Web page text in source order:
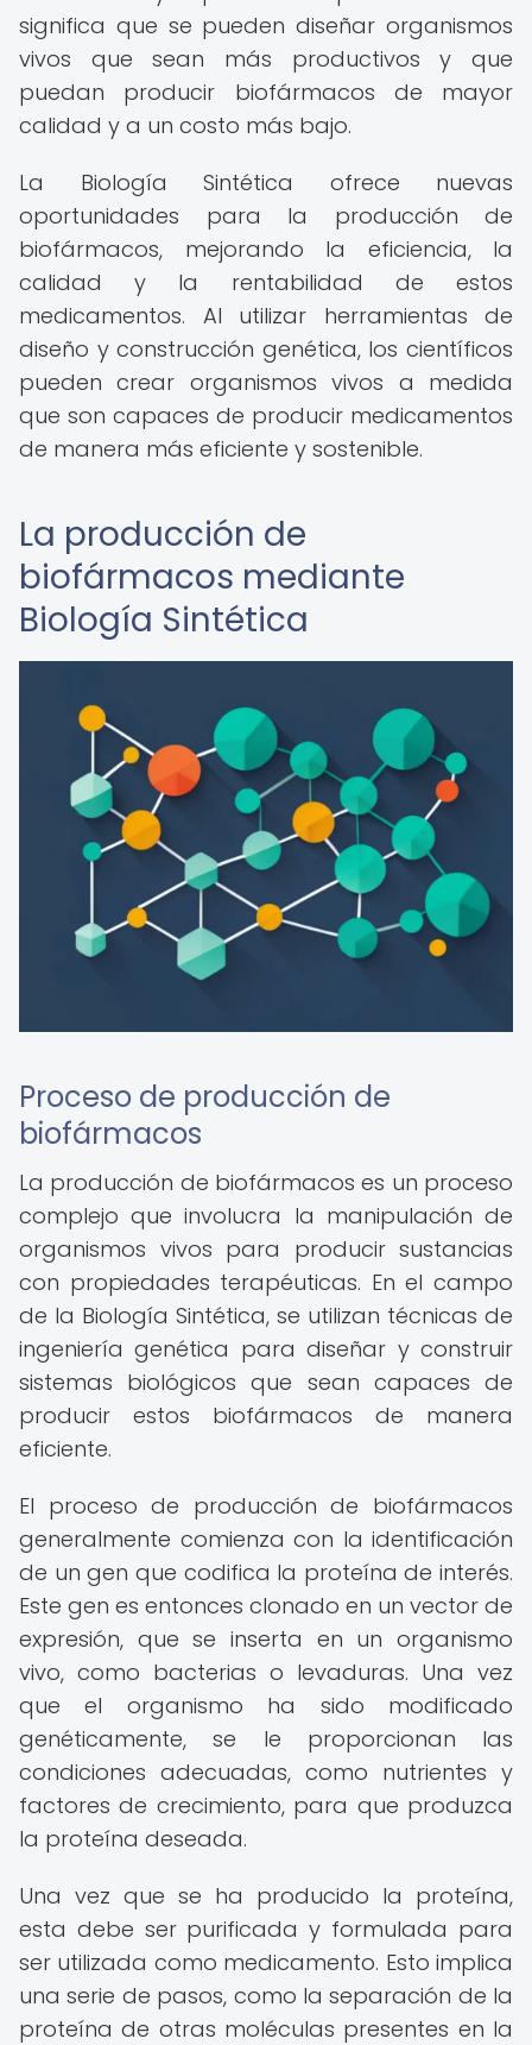
significa que se pueden diseñar organismos
vivos que sean más productivos y que
puedan producir biofármacos de mayor
calidad y a un costo más bajo.
La Biología Sintética ofrece nuevas
oportunidades para la producción de
biofármacos, mejorando la eficiencia, la
calidad y la rentabilidad de estos
medicamentos. Al utilizar herramientas de
diseño y construcción genética, los científicos
pueden crear organismos vivos a medida
que son capaces de producir medicamentos
de manera más eficiente y sostenible.
La producción de
biofármacos mediante
Biología Sintética
Proceso de producción de
biofármacos
La producción de biofármacos es un proceso
complejo que involucra la manipulación de
organismos vivos para producir sustancias
con propiedades terapéuticas. En el campo
de la Biología Sintética, se utilizan técnicas de
ingeniería genética para diseñar y construir
sistemas biológicos que sean capaces de
producir estos biofármacos de manera
eficiente.
El proceso de producción de biofármacos
generalmente comienza con la identificación
de un gen que codifica la proteína de interés.
Este gen es entonces clonado en un vector de
expresión, que se inserta en un organismo
vivo, como bacterias o levaduras. Una vez
que el organismo ha sido modificado
genéticamente, se le proporcionan las
condiciones adecuadas, como nutrientes y
factores de crecimiento, para que produzca
la proteína deseada.
Una vez que se ha producido la proteína,
esta debe ser purificada y formulada para
ser utilizada como medicamento. Esto implica
una serie de pasos, como la separación de la
proteína de otras moléculas presentes en la